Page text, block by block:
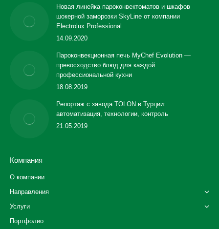
Новая линейка пароконвектоматов и шкафов
шокерной заморозки SkyLine от компании
Electrolux Professional
14.09.2020
Пароконвекционная печь MyChef Evolution —
превосходство блюд для каждой
профессиональной кухни
18.08.2019
Репортаж с завода TOLON в Турции:
автоматизация, технологии, контроль
21.05.2019
Компания
О компании
Направления
Услуги
Портфолио